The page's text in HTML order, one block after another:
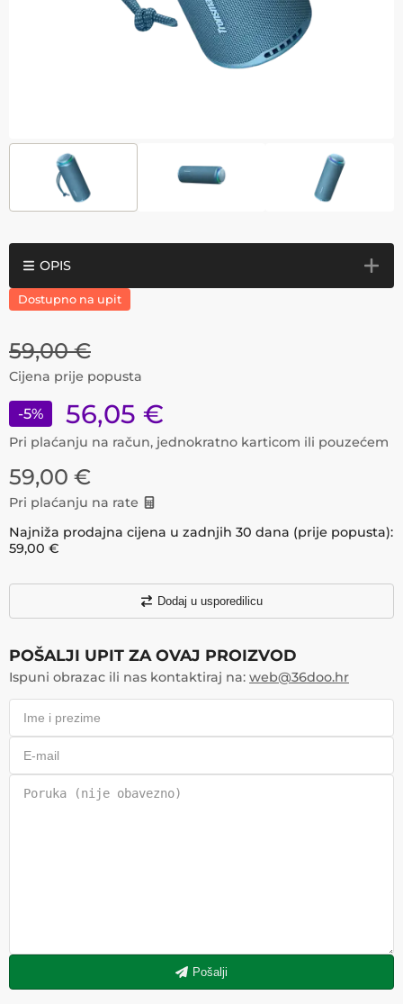
OPIS
Dostupno na upit
59,00 €
Cijena prije popusta
-5% 56,05 €
Pri plaćanju na račun, jednokratno karticom ili pouzećem
59,00 €
Pri plaćanju na rate
Najniža prodajna cijena u zadnjih 30 dana (prije popusta):
59,00 €
Dodaj u usporedilicu
POŠALJI UPIT ZA OVAJ PROIZVOD
Ispuni obrazac ili nas kontaktiraj na: web@36doo.hr
Pošalji